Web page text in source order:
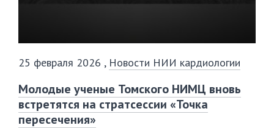
25 февраля 2026 , Новости НИИ кардиологии
Молодые ученые Томского НИМЦ вновь
встретятся на стратсессии «Точка
пересечения»